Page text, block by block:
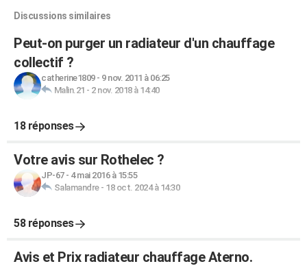
Discussions similaires
Peut-on purger un radiateur d'un chauffage
collectif ?
catherine1809- 9 nov. 2011 à 06:25
Malin.21 - 2 nov. 2018 à 14:40
18 réponses
Votre avis sur Rothelec ?
JP-67- 4 mai 2016 à 15:55
Salamandre- 18 oct. 2024 à 14:30
58 réponses
Avis et Prix radiateur chauffage Aterno.